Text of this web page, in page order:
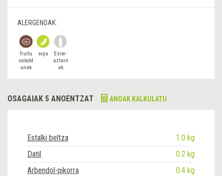
ALERGENOAK:
fruitu
oskold
unak
soja
Esne-
aztarn
ak
OSAGAIAK 5 ANOENTZAT ANOAK KALKULATU
Estalki beltza
1.0 kg
Datil
0.2 kg
Arbendol-pikorra
0.4 kg